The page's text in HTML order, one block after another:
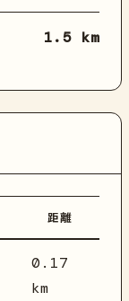
1.5 km
距離
0.17
km